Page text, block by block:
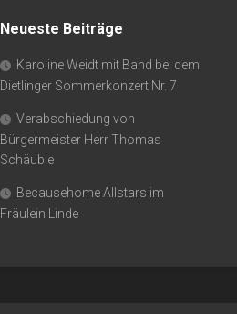
Neueste Beiträge
Karoline Weidt mit Band bei dem
Dietlinger Sommerkonzert Nr. 7
Verabschiedung von
Bürgermeister Herr Thomas
Schäuble
Becausehome Allstars im
Fräulein Linde